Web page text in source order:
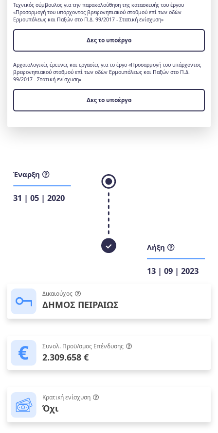
Τεχνικός σύμβουλος για την παρακολούθηση της κατασκευής του έργου
«Προσαρμογή του υπάρχοντος βρεφονηπιακού σταθμού επί των οδών
Ερμουπόλεως και Παξών στο Π.Δ. 99/2017 - Στατική ενίσχυση»
Δες το υποέργο
Αρχαιολογικές έρευνες και εργασίες για το έργο «Προσαρμογή του υπάρχοντος
βρεφονηπιακού σταθμού επί των οδών Ερμουπόλεως και Παξών στο Π.Δ.
99/2017 - Στατική ενίσχυση»
Δες το υποέργο
Έναρξη
31 | 05 | 2020
Λήξη
13 | 09 | 2023
Δικαιούχος
ΔΗΜΟΣ ΠΕΙΡΑΙΩΣ
Συνολ. Προϋ/σμος Επένδυσης
2.309.658 €
Κρατική ενίσχυση
Όχι